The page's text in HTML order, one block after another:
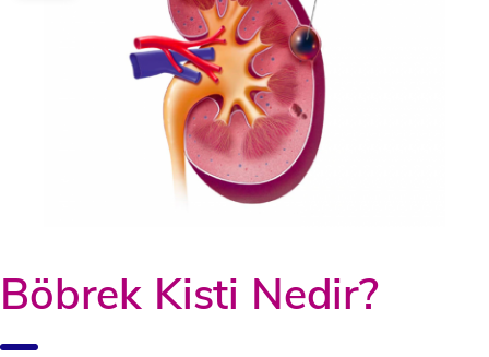
Böbrek Kisti Nedir?